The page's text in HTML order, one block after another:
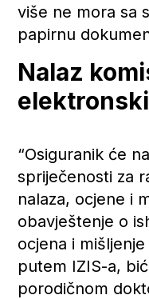
više ne mora sa
papirnu
Nalaz
“Osiguranik će
spriječenosti za
nalaza, ocjene i
obavještenje o
ocjena i
putem IZIS-a,
porodičnom